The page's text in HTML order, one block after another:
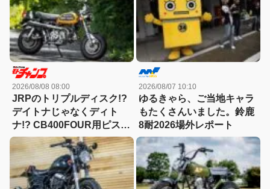
2026/08/08 08:00
JRPのトリプルディスク!?
デイトナじゃなくディト
ナ!? CB400FOUR用ピスト
ンで91cc!?第一次モンキー
ブームを象徴する激レアカ
スタム！
2026/08/07 10:10
ゆるきゃら、ご当地キャラ
もたくさんいました。鈴鹿
8耐2026場外レポート